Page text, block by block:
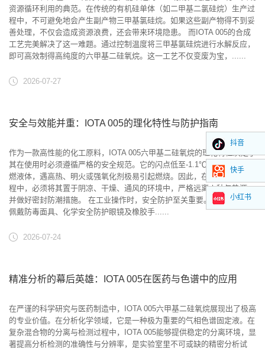
资源循环利用的典范。在传统的有机硅单体（如二甲基二氯硅烷）生产过
程中，不可避免地会产生副产物三甲基氯硅烷。如果这些副产物得不到妥
善处理，不仅会造成资源浪费，还会带来环境隐患。 而IOTA 005的合成
工艺完美解决了这一难题。通过控制温度将三甲基氯硅烷进行水解反应，
即可高效制得高纯度的六甲基二硅氧烷。这一工艺不仅变废为宝，......
2026-07-27
安全与效能并重：IOTA 005的理化特性与防护指南
作为一款高性能的化工原料，IOTA 005六甲基二硅氧烷的理化特性决定了
其在使用时必须遵循严格的安全规范。它的闪点低至-1.1℃，属于高度易
燃液体，遇高热、明火或强氧化剂极易引起燃烧。因此，在储存和运输过
程中，必须将其置于阴凉、干燥、通风的环境中，严格远离火种与热源，
并做好密封防潮措施。 在工业操作时，安全防护至关重要。操作人员应
佩戴防毒面具、化学安全防护眼镜及橡胶手......
2026-07-24
精准分析的幕后英雄：IOTA 005在医药与色谱中的应用
在严谨的科学研究与医药制造中，IOTA 005六甲基二硅氧烷展现出了极高
的专业价值。在分析化学领域，它是一种极为重要的气相色谱固定液。在
复杂混合物的分离与检测过程中，IOTA 005能够提供稳定的分离环境，显
著提高分析检测的准确性与分辨率，是实验室里不可或缺的精密分析试
抖音
快手
小红书